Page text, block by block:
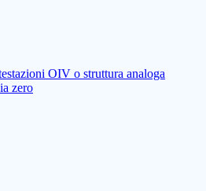
OIV o struttura analoga
zero